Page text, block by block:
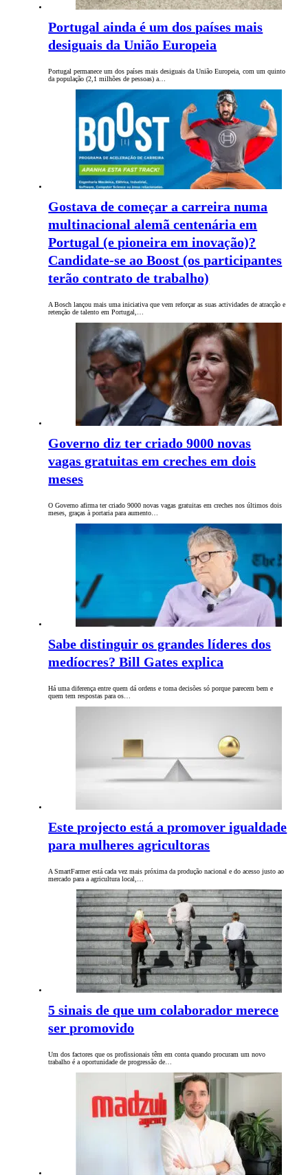
Portugal ainda é um dos países mais
desiguais da União Europeia
Portugal permanece um dos países mais desiguais da União Europeia, com um quinto
da população (2,1 milhões de pessoas) a…
Gostava de começar a carreira numa
multinacional alemã centenária em
Portugal (e pioneira em inovação)?
Candidate-se ao Boost (os participantes
terão contrato de trabalho)
A Bosch lançou mais uma iniciativa que vem reforçar as suas actividades de atracção e
retenção de talento em Portugal,…
Governo diz ter criado 9000 novas
vagas gratuitas em creches em dois
meses
O Governo afirma ter criado 9000 novas vagas gratuitas em creches nos últimos dois
meses, graças à portaria para aumento…
Sabe distinguir os grandes líderes dos
medíocres? Bill Gates explica
Há uma diferença entre quem dá ordens e toma decisões só porque parecem bem e
quem tem respostas para os…
Este projecto está a promover igualdade
para mulheres agricultoras
A SmartFarmer está cada vez mais próxima da produção nacional e do acesso justo ao
mercado para a agricultura local,…
5 sinais de que um colaborador merece
ser promovido
Um dos factores que os profissionais têm em conta quando procuram um novo
trabalho é a oportunidade de progressão de…